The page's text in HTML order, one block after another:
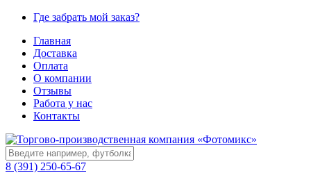
Где забрать мой заказ?
Главная
Доставка
Оплата
О компании
Отзывы
Работа у нас
Контакты
8 (391) 250-65-67